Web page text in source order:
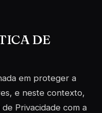
DE
em proteger a
e neste contexto,
Privacidade com a